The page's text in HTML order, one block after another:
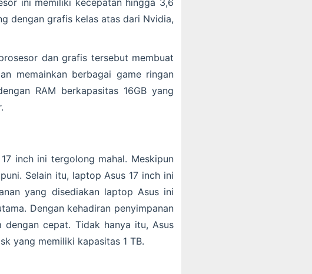
ini memiliki kecepatan hingga 3,6
dengan grafis kelas atas dari Nvidia,
dan grafis tersebut membuat
memainkan berbagai game ringan
RAM berkapasitas 16GB yang
inch ini tergolong mahal. Meskipun
Selain itu, laptop Asus 17 inch ini
yang disediakan laptop Asus ini
Dengan kehadiran penyimpanan
dengan cepat. Tidak hanya itu, Asus
yang memiliki kapasitas 1 TB.